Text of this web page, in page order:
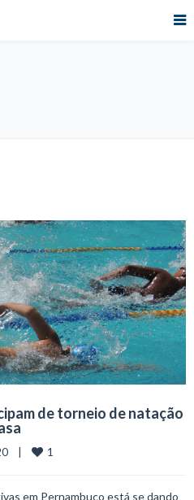
de torneio de natação
|
1
em Pernambuco está se dando